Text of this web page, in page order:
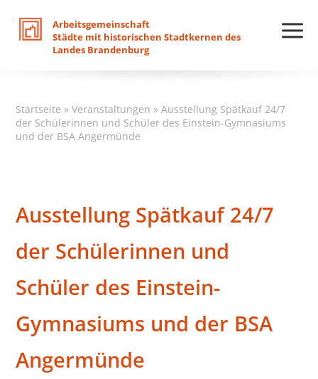
Arbeitsgemeinschaft
Städte mit historischen Stadtkernen des
Landes Brandenburg
Startseite »Veranstaltungen »Ausstellung Spätkauf 24/7
der Schülerinnen und Schüler des Einstein-Gymnasiums
und der BSA Angermünde
Ausstellung Spätkauf 24/7
der Schülerinnen und
Schüler des Einstein-
Gymnasiums und der BSA
Angermünde